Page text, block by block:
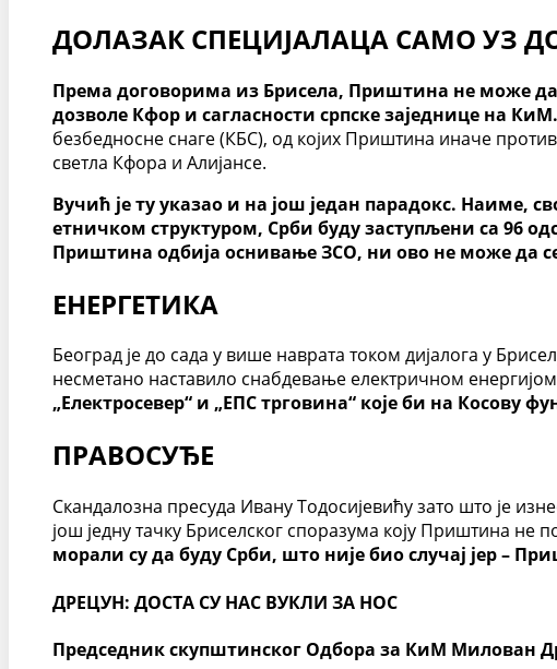
ДОЛАЗАК СПЕЦИЈАЛАЦА САМО УЗ
Према договорима из Брисела, Приштина не може да
дозволе Кфор и сагласности српске заједнице на КиМ.
безбедносне снаге (КБС), од којих Приштина иначе
светла Кфора и Алијансе.
Вучић је ту указао и на још један парадокс. Наиме,
етничком структуром, Срби буду заступљени са 96
Приштина одбија оснивање ЗСО, ни ово не може да се
ЕНЕРГЕТИКА
Београд је до сада у више наврата током дијалога у
несметано наставило снабдевање електричном
„Електросевер“ и „ЕПС трговина“ које би на Косову
ПРАВОСУЂЕ
Скандалозна пресуда Ивану Тодосијевићу зато што је
још једну тачку Бриселског споразума коју Приштина не
морали су да буду Срби, што није био случај јер –
ДРЕЦУН: ДОСТА СУ НАС ВУКЛИ ЗА НОС
Председник скупштинског Одбора за КиМ Милован